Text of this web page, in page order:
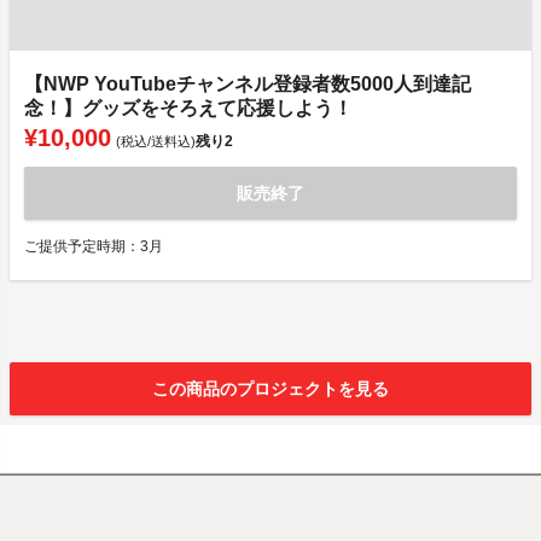
【NWP YouTubeチャンネル登録者数5000人到達記
念！】グッズをそろえて応援しよう！
¥10,000 (税込/送料込)残り2
販売終了
ご提供予定時期：3月
この商品のプロジェクトを見る